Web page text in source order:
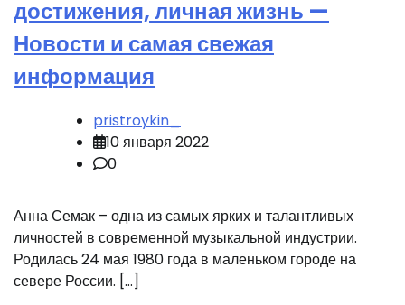
достижения, личная жизнь —
Новости и самая свежая
информация
pristroykin_
10 января 2022
0
Анна Семак – одна из самых ярких и талантливых
личностей в современной музыкальной индустрии.
Родилась 24 мая 1980 года в маленьком городе на
севере России. […]